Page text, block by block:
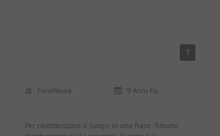
7
FamWowa 9 Anni Fa
Per caratterizzare il luogo in una frase: Situato